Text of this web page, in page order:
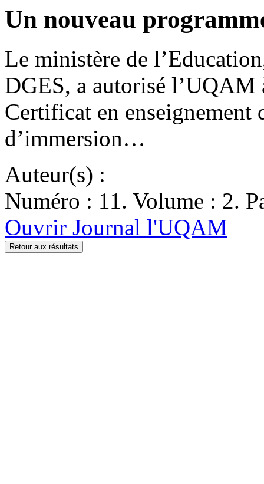
Un nouveau
Le ministère de
DGES, a autorisé
Certificat en enseignement
d’immersion…
Auteur(s) :
Numéro : 11. Volume : 2.
Ouvrir Journal l'UQAM
Retour aux résultats